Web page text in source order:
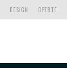
OFERTE
DESIGN